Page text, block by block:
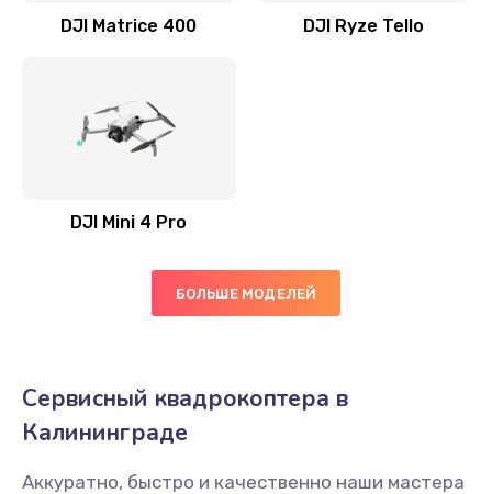
DJI Matrice 400 DJI Ryze Tello
DJI Mini 4 Pro
БОЛЬШЕ МОДЕЛЕЙ
Сервисный квадрокоптера в
Калининграде
Аккуратно, быстро и качественно наши мастера